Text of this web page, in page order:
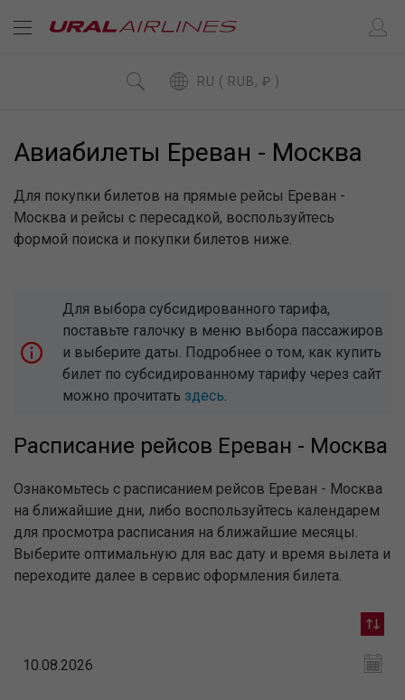
RU ( RUB, ₽ )
Авиабилеты Ереван - Москва
Для покупки билетов на прямые рейсы Ереван -
Москва и рейсы с пересадкой, воспользуйтесь
формой поиска и покупки билетов ниже.
Для выбора субсидированного тарифа,
поставьте галочку в меню выбора пассажиров
и выберите даты. Подробнее о том, как купить
билет по субсидированному тарифу через сайт
можно прочитать здесь.
Расписание рейсов Ереван - Москва
Ознакомьтесь с расписанием рейсов Ереван - Москва
на ближайшие дни, либо воспользуйтесь календарем
для просмотра расписания на ближайшие месяцы.
Выберите оптимальную для вас дату и время вылета и
переходите далее в сервис оформления билета.